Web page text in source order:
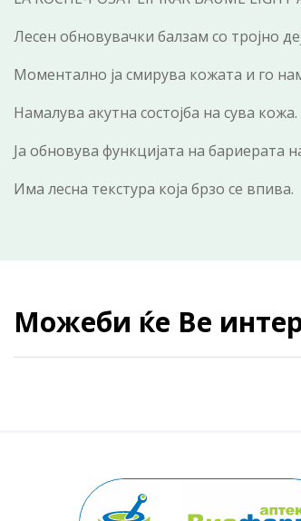
Лесен обновувачки балзам со тројно
Моментално ја смирува кожата и го
Намалува акутна состојба на сува кожа.
Ја обновува функцијата на бариерата
Има лесна текстура која брзо се впива.
Можеби ќе Ве